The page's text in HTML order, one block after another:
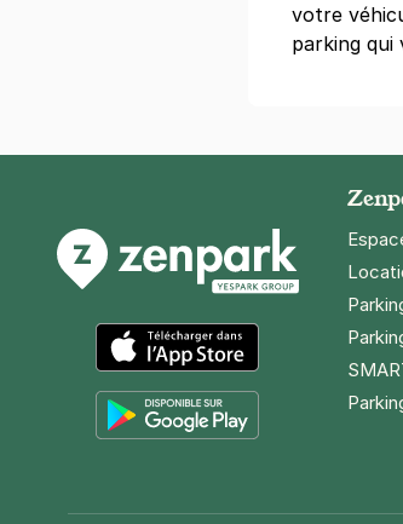
votre
parking qui
App Store